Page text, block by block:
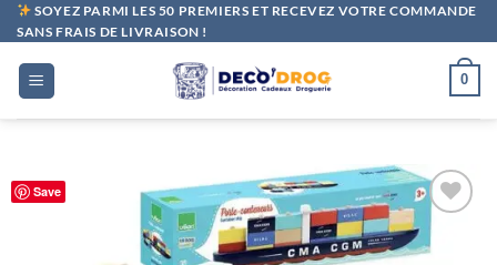
Passer
au
contenu
SOYEZ PARMI LES 50 PREMIERS ET RECEVEZ VOTRE COMMANDE
SANS FRAIS DE LIVRAISON !
0
Save
Ajouter
à la liste